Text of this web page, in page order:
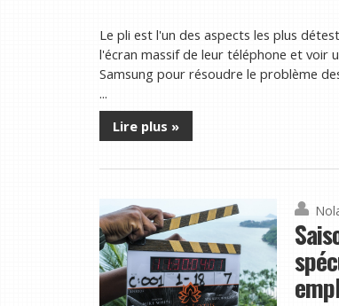
Le pli est l'un des aspects les plus
l'écran massif de leur téléphone et voir
Samsung pour résoudre le problème
...
Lire plus »